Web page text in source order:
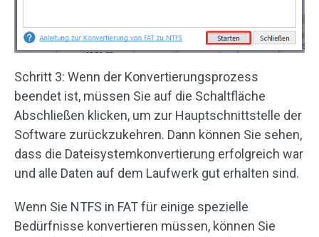
Schritt 3: Wenn der Konvertierungsprozess
beendet ist, müssen Sie auf die Schaltfläche
Abschließen klicken, um zur Hauptschnittstelle der
Software zurückzukehren. Dann können Sie sehen,
dass die Dateisystemkonvertierung erfolgreich war
und alle Daten auf dem Laufwerk gut erhalten sind.
Wenn Sie NTFS in FAT für einige spezielle
Bedürfnisse konvertieren müssen, können Sie